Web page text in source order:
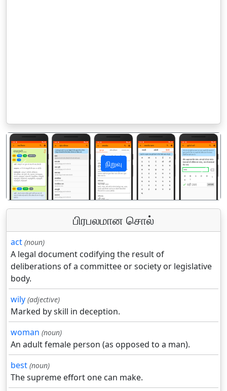
நிறுவு
पिछला अगला
பிரபலமான சொல்
act (noun)
A legal document codifying the result of
deliberations of a committee or society or legislative
body.
wily (adjective)
Marked by skill in deception.
woman (noun)
An adult female person (as opposed to a man).
best (noun)
The supreme effort one can make.